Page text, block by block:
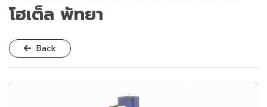
โฮเต็ล พัทยา
Back